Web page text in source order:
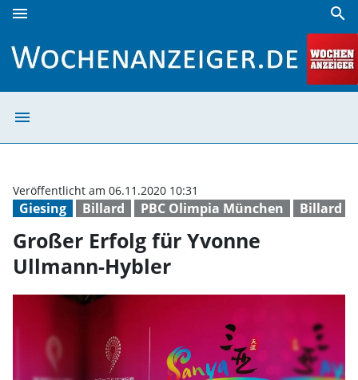
menu search
menu
Giesing Billard PBC Olimpia München Billard
Veröffentlicht am 06.11.2020 10:31
Großer Erfolg für Yvonne
Ullmann-Hybler